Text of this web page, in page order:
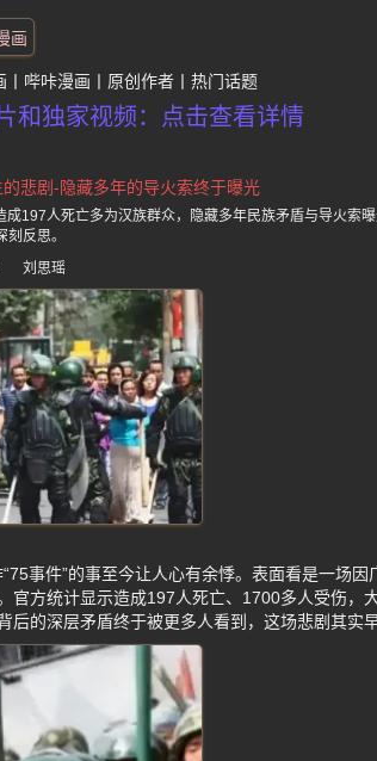
画
哔咔漫画 原创作者 热门话题
和独家视频：点击查看详情
悲剧-隐藏多年的导火索终于曝光
197人死亡多为汉族群众，隐藏多年民族矛盾与导火索
反思。
刘思瑶
事件”的事至今让人心有余悸。表面看是一场因
官方统计显示造成197人死亡、1700多人受伤，
的深层矛盾终于被更多人看到，这场悲剧其实早